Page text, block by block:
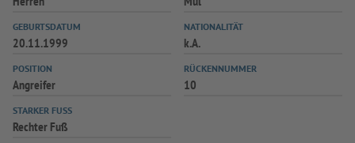
GEBURTSDATUM
20.11.1999
NATIONALITÄT
k.A.
POSITION
Angreifer
RÜCKENNUMMER
10
STARKER FUSS
Rechter Fuß